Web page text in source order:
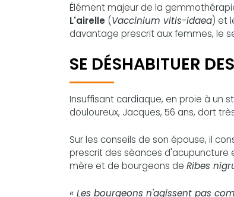
Élément majeur de la
L'airelle (Vaccinium vitis-idaea) et
davantage prescrit aux femmes, le
SE DÉSHABITUER DES
Insuffisant cardiaque, en proie à un
douloureux, Jacques, 56 ans, dort
Sur les conseils de son épouse, il
prescrit des séances
mère et de bourgeons de Ribes
« Les bourgeons n'agissent pas